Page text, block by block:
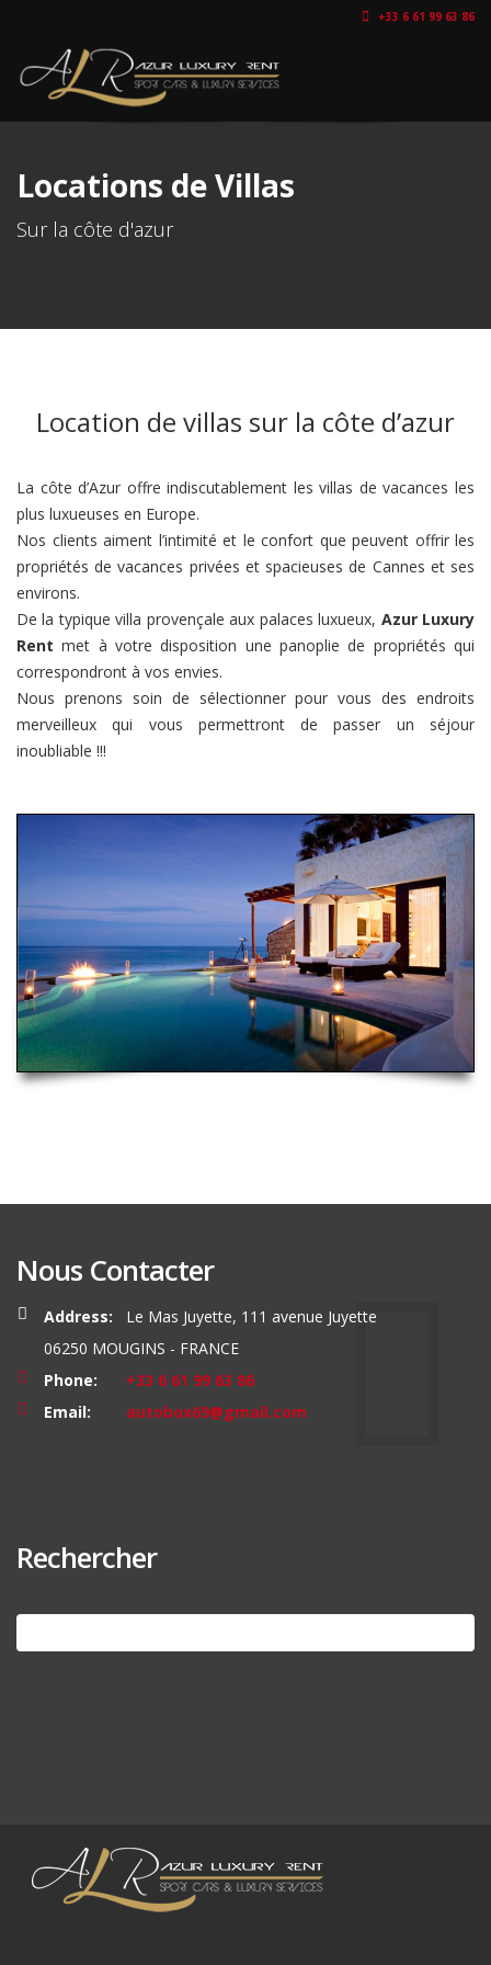
+33 6 61 99 63 86
Locations de Villas
Sur la côte d'azur
Location de villas sur la côte d’azur
La côte d’Azur offre indiscutablement les villas de vacances les
plus luxueuses en Europe.
Nos clients aiment l’intimité et le confort que peuvent offrir les
propriétés de vacances privées et spacieuses de Cannes et ses
environs.
De la typique villa provençale aux palaces luxueux, Azur Luxury
Rent met à votre disposition une panoplie de propriétés qui
correspondront à vos envies.
Nous prenons soin de sélectionner pour vous des endroits
merveilleux qui vous permettront de passer un séjour
inoubliable !!!
Nous Contacter
Address:
Le Mas Juyette, 111 avenue Juyette
06250 MOUGINS - FRANCE
Phone:
+33 6 61 99 63 86
Email:
autobox69@gmail.com
Rechercher
Search
for: